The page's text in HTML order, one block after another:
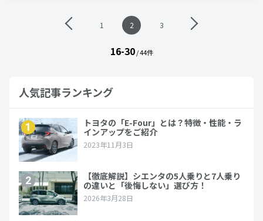
ン
1 2 3
16-30/ 44件
人気記事ランキング